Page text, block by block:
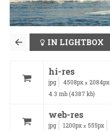
IN LIGHTBOX
hi-res
jpg 4508px x 2084px
4.3 mb (4387 kb)
web-res
jpg 1200px x 555px